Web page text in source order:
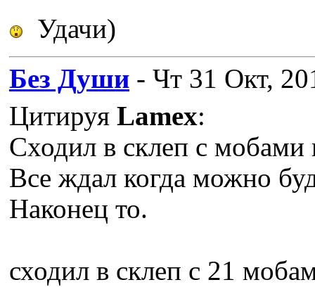
Удачи)
Без Души - Чт 31 Окт,
Цитируя Lamex:
Сходил в склеп с
Все ждал когда можно
Наконец то.
сходил в склеп с 21